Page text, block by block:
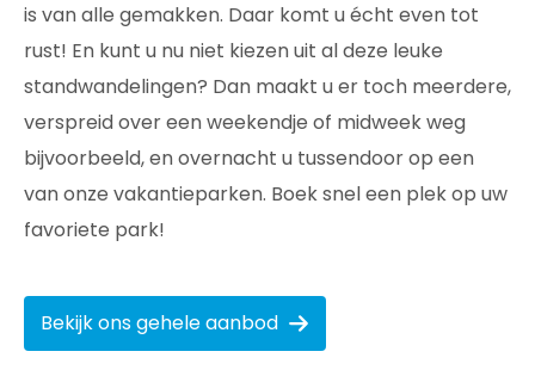
is van alle gemakken. Daar komt u écht even tot
rust! En kunt u nu niet kiezen uit al deze leuke
standwandelingen? Dan maakt u er toch meerdere,
verspreid over een weekendje of midweek weg
bijvoorbeeld, en overnacht u tussendoor op een
van onze vakantieparken. Boek snel een plek op uw
favoriete park!
Bekijk ons gehele aanbod